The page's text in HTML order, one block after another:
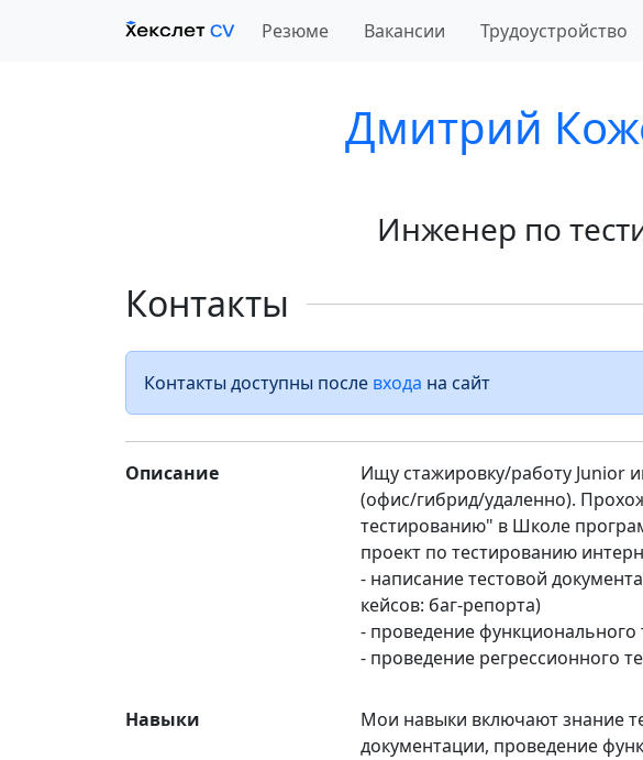
Резюме Вакансии Трудоустройство
Дмитрий
Инженер по
Контакты
Контакты доступны после входа на сайт
Описание
Ищу стажировку/работу Junior
(офис/гибрид/удаленно).
тестированию" в Школе
проект по тестированию
- написание тестовой
кейсов: баг-репорта)
- проведение функционального
- проведение регрессионного
Навыки
Мои навыки включают знание
документации, проведение